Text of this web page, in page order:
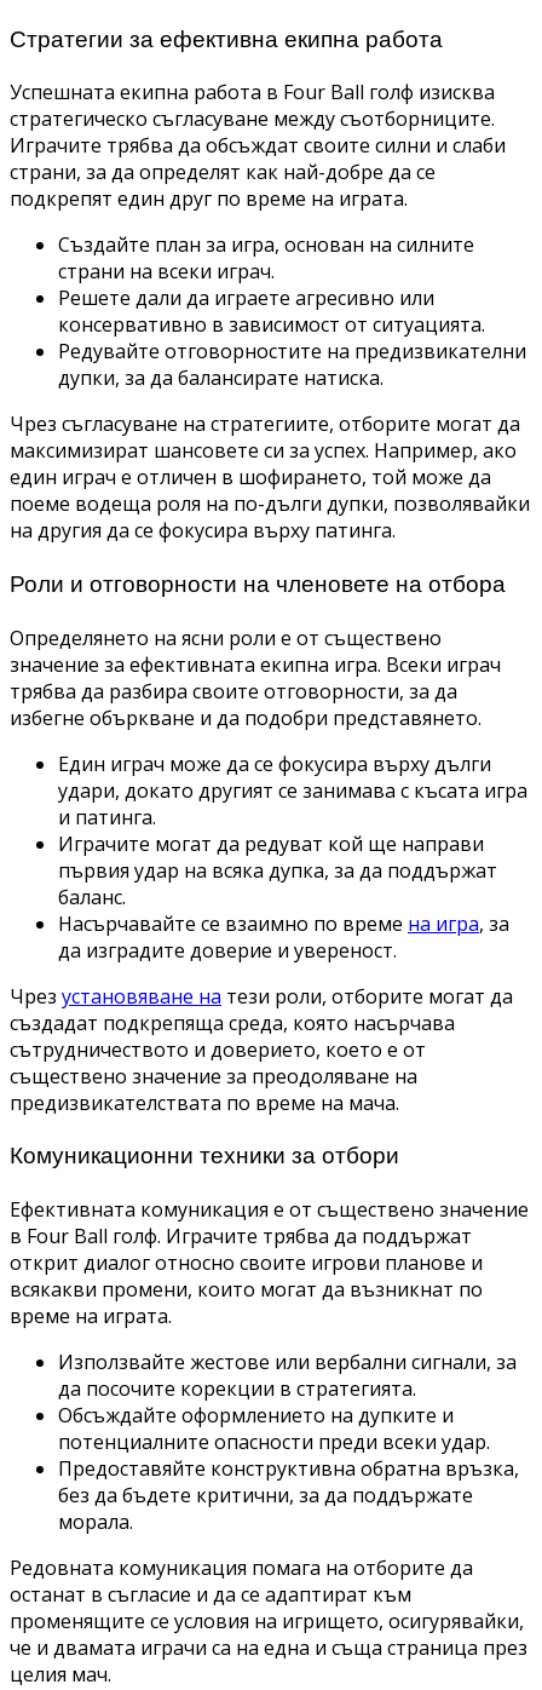
Стратегии за ефективна екипна работа
Успешната екипна работа в Four Ball голф изисква
стратегическо съгласуване между съотборниците.
Играчите трябва да обсъждат своите силни и слаби
страни, за да определят как най-добре да се
подкрепят един друг по време на играта.
Създайте план за игра, основан на силните
страни на всеки играч.
Решете дали да играете агресивно или
консервативно в зависимост от ситуацията.
Редувайте отговорностите на предизвикателни
дупки, за да балансирате натиска.
Чрез съгласуване на стратегиите, отборите могат да
максимизират шансовете си за успех. Например, ако
един играч е отличен в шофирането, той може да
поеме водеща роля на по-дълги дупки, позволявайки
на другия да се фокусира върху патинга.
Роли и отговорности на членовете на отбора
Определянето на ясни роли е от съществено
значение за ефективната екипна игра. Всеки играч
трябва да разбира своите отговорности, за да
избегне объркване и да подобри представянето.
Един играч може да се фокусира върху дълги
удари, докато другият се занимава с късата игра
и патинга.
Играчите могат да редуват кой ще направи
първия удар на всяка дупка, за да поддържат
баланс.
Насърчавайте се взаимно по време на игра, за
да изградите доверие и увереност.
Чрез установяване на тези роли, отборите могат да
създадат подкрепяща среда, която насърчава
сътрудничеството и доверието, което е от
съществено значение за преодоляване на
предизвикателствата по време на мача.
Комуникационни техники за отбори
Ефективната комуникация е от съществено значение
в Four Ball голф. Играчите трябва да поддържат
открит диалог относно своите игрови планове и
всякакви промени, които могат да възникнат по
време на играта.
Използвайте жестове или вербални сигнали, за
да посочите корекции в стратегията.
Обсъждайте оформлението на дупките и
потенциалните опасности преди всеки удар.
Предоставяйте конструктивна обратна връзка,
без да бъдете критични, за да поддържате
морала.
Редовната комуникация помага на отборите да
останат в съгласие и да се адаптират към
променящите се условия на игрището, осигурявайки,
че и двамата играчи са на една и съща страница през
целия мач.